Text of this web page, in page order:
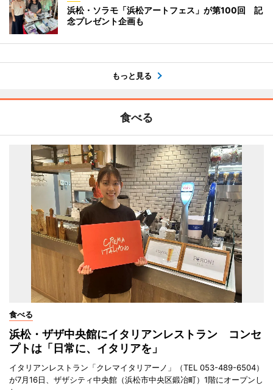
浜松・ソラモ「浜松アートフェス」が第100回 記
念プレゼント企画も
もっと見る
食べる
食べる
浜松・ザザ中央館にイタリアンレストラン コンセ
プトは「日常に、イタリアを」
イタリアンレストラン「クレマイタリアーノ」（TEL 053-489-6504）
が7月16日、ザザシティ中央館（浜松市中央区鍛冶町）1階にオープンし